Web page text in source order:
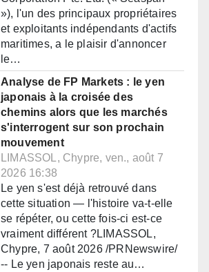
»), l'un des principaux propriétaires
et exploitants indépendants d'actifs
maritimes, a le plaisir d'annoncer
le…
Analyse de FP Markets : le yen
japonais à la croisée des
chemins alors que les marchés
s'interrogent sur son prochain
mouvement
LIMASSOL, Chypre, ven., août 7
2026 16:38
Le yen s'est déjà retrouvé dans
cette situation — l'histoire va-t-elle
se répéter, ou cette fois-ci est-ce
vraiment différent ?LIMASSOL,
Chypre, 7 août 2026 /PRNewswire/
-- Le yen japonais reste au…